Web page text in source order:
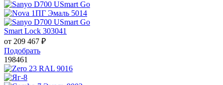
Smart Lock 303041
от 209 467 ₽
Подобрать
198461